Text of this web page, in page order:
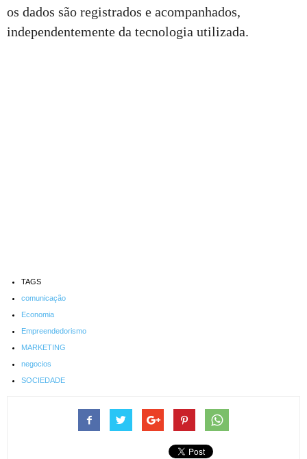
os dados são registrados e acompanhados,
independentemente da tecnologia utilizada.
TAGS
comunicação
Economia
Empreendedorismo
MARKETING
negocios
SOCIEDADE